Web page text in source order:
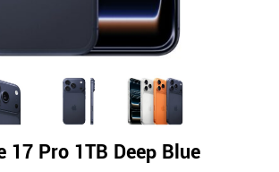
17 Pro 1TB Deep Blue